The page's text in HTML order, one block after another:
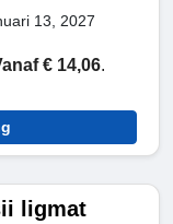
13, 2027
€ 14,06.
ligmat